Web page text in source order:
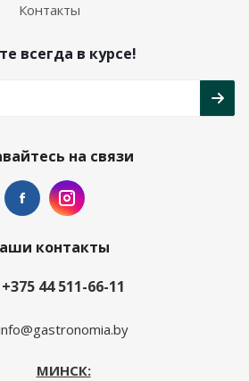
Контакты
всегда в курсе!
на связи
контакты
+375 44 511-66-11
МИНСК: